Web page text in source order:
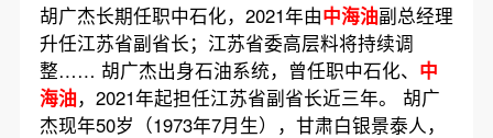
胡广杰长期任职中石化，2021年由中海油副总经理
升任江苏省副省长；江苏省委高层料将持续调
整…… 胡广杰出身石油系统，曾任职中石化、 中
海油，2021年起担任江苏省副省长近三年。 胡广
杰现年50岁（1973年7月生），甘肃白银景泰人，